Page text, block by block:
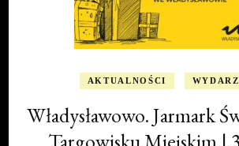
AKTUALNOŚCI
Władysławowo. Jarmark